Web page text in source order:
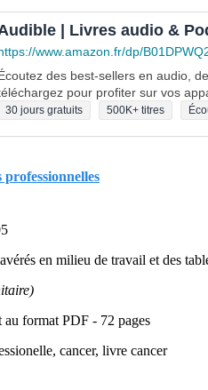
| Livres audio &
www.amazon.fr/dp/
des best-sellers en audio,
pour profiter sur vos
30 jours gratuits 500K+ titres
professionnelles
en milieu de travail et des
au format PDF - 72 pages
cancer, livre cancer